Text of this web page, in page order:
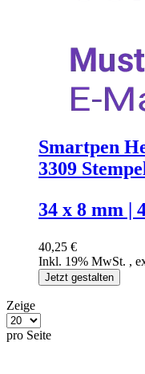
Smartpen
3309
34 x 8 mm |
40,25 €
Inkl. 19% MwSt. ,
Jetzt gestalten
Zeige
pro Seite